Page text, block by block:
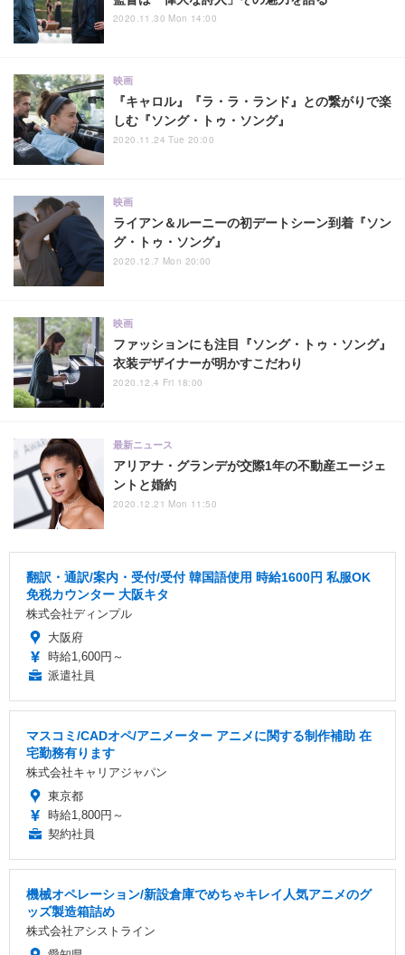
2020.11.30 Mon 14:00
『キャロル』『ラ・ラ・ランド』との繋がりで楽
しむ『ソング・トゥ・ソング』
映画
2020.11.24 Tue 20:00
ライアン＆ルーニーの初デートシーン到着『ソン
グ・トゥ・ソング』
映画
2020.12.7 Mon 20:00
ファッションにも注目『ソング・トゥ・ソング』
衣装デザイナーが明かすこだわり
映画
2020.12.4 Fri 18:00
アリアナ・グランデが交際1年の不動産エージェ
ントと婚約
最新ニュース
2020.12.21 Mon 11:50
翻訳・通訳/案内・受付/受付 韓国語使用 時給1600円 私服OK
免税カウンター 大阪キタ
株式会社ディンプル
大阪府
時給1,600円～
派遣社員
マスコミ/CADオペ/アニメーター アニメに関する制作補助 在
宅勤務有ります
株式会社キャリアジャパン
東京都
時給1,800円～
契約社員
機械オペレーション/新設倉庫でめちゃキレイ人気アニメのグ
ッズ製造箱詰め
株式会社アシストライン